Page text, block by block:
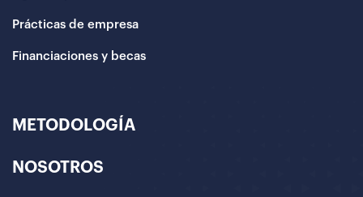
Prácticas de empresa
Financiaciones y becas
METODOLOGÍA
NOSOTROS